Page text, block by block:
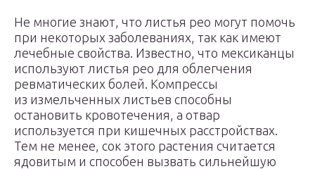
Не многие знают, что листья рео могут помочь
при некоторых заболеваниях, так как имеют
лечебные свойства. Известно, что мексиканцы
используют листья рео для облегчения
ревматических болей. Компрессы
из измельченных листьев способны
остановить кровотечения, а отвар
используется при кишечных расстройствах.
Тем не менее, сок этого растения считается
ядовитым и способен вызвать сильнейшую